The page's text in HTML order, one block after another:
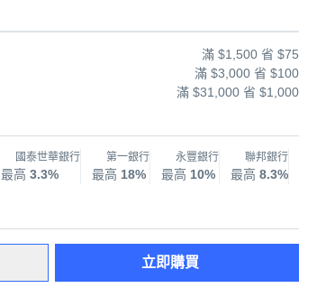
滿 $1,500 省 $75
滿 $3,000 省 $100
滿 $31,000 省 $1,000
國泰世華銀行
最高 3.3%
第一銀行
最高 18%
永豐銀行
最高 10%
聯邦銀行
最高 8.3%
立即購買